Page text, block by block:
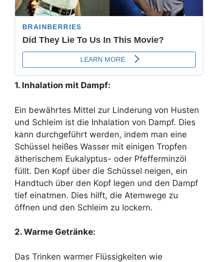
1. Inhalation mit Dampf:
Ein bewährtes Mittel zur Linderung von Husten
und Schleim ist die Inhalation von Dampf. Dies
kann durchgeführt werden, indem man eine
Schüssel heißes Wasser mit einigen Tropfen
ätherischem Eukalyptus- oder Pfefferminzöl
füllt. Den Kopf über die Schüssel neigen, ein
Handtuch über den Kopf legen und den Dampf
tief einatmen. Dies hilft, die Atemwege zu
öffnen und den Schleim zu lockern.
2. Warme Getränke:
Das Trinken warmer Flüssigkeiten wie